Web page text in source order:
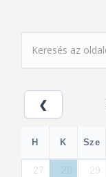
KERESÉS ŰRLAP
H K Sze
27 29